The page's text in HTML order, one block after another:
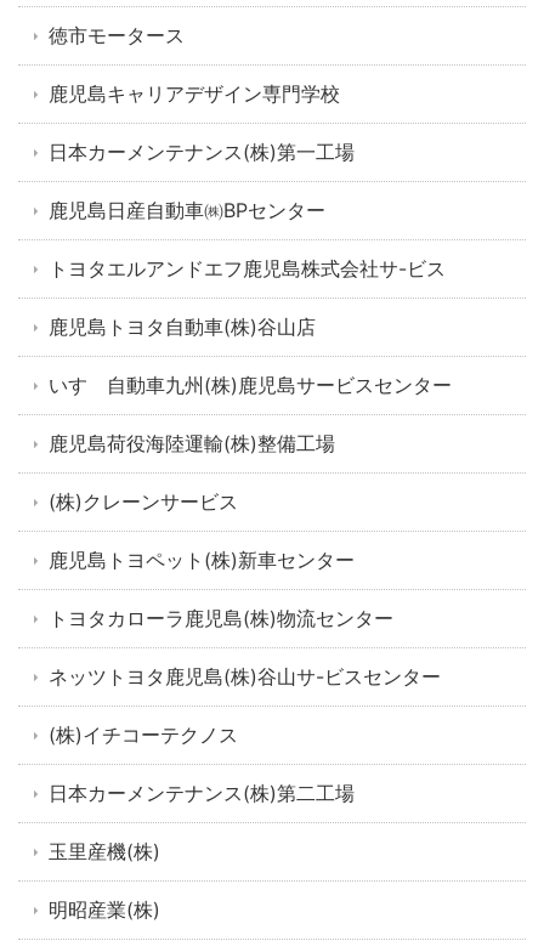
徳市モータース
鹿児島キャリアデザイン専門学校
日本カーメンテナンス(株)第一工場
鹿児島日産自動車㈱BPセンター
トヨタエルアンドエフ鹿児島株式会社サ-ビス
鹿児島トヨタ自動車(株)谷山店
いすゞ自動車九州(株)鹿児島サービスセンター
鹿児島荷役海陸運輸(株)整備工場
(株)クレーンサービス
鹿児島トヨペット(株)新車センター
トヨタカローラ鹿児島(株)物流センター
ネッツトヨタ鹿児島(株)谷山サ-ビスセンター
(株)イチコーテクノス
日本カーメンテナンス(株)第二工場
玉里産機(株)
明昭産業(株)